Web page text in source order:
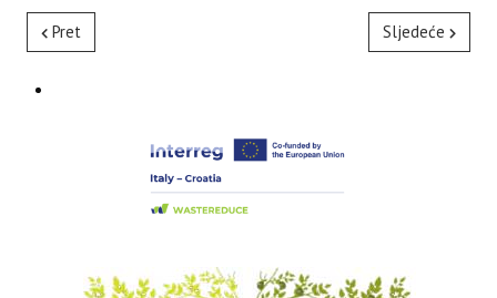
Pret Sljedeće